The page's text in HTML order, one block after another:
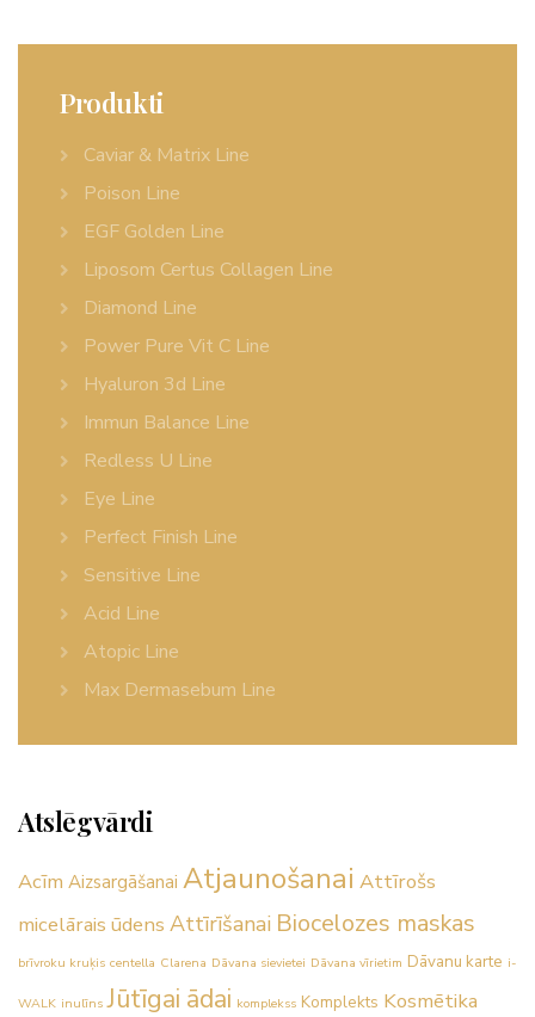
Produkti
Caviar & Matrix Line
Poison Line
EGF Golden Line
Liposom Certus Collagen Line
Diamond Line
Power Pure Vit C Line
Hyaluron 3d Line
Immun Balance Line
Redless U Line
Eye Line
Perfect Finish Line
Sensitive Line
Acid Line
Atopic Line
Max Dermasebum Line
Atslēgvārdi
Acīm Aizsargāšanai Atjaunošanai Attīrošs
micelārais ūdens Attīrīšanai Biocelozes maskas
brīvroku kruķis centella Clarena Dāvana sievietei Dāvana vīrietim Dāvanu karte i-
WALK inulīns Jūtīgai ādai komplekss Komplekts Kosmētika